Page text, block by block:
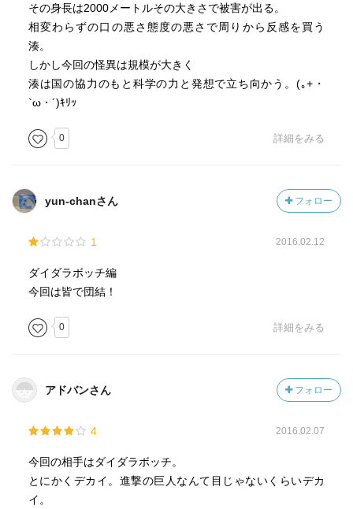
その身長は2000メートルその大きさで被害が出る。
相変わらずの口の悪さ態度の悪さで周りから反感を買う
湊。
しかし今回の怪異は規模が大きく
湊は国の協力のもと科学の力と発想で立ち向かう。(｡+・
`ω・´)ｷﾘｯ
0 詳細をみる
yun-chanさん フォロー
1 2016.02.12
ダイダラボッチ編
今回は皆で団結！
0 詳細をみる
アドバンさん フォロー
4 2016.02.07
今回の相手はダイダラボッチ。
とにかくデカイ。進撃の巨人なんて目じゃないくらいデカ
イ。